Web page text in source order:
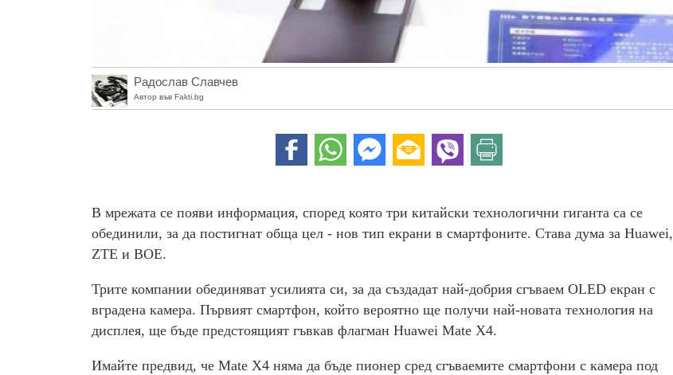
Радослав Славчев
Автор във Fakti.bg
В мрежата се появи информация, според която три китайски технологични гиганта са се
обединили, за да постигнат обща цел - нов тип екрани в смартфоните. Става дума за Huawei,
ZTE и BOE.
Трите компании обединяват усилията си, за да създадат най-добрия сгъваем OLED екран с
вградена камера. Първият смартфон, който вероятно ще получи най-новата технология на
дисплея, ще бъде предстоящият гъвкав флагман Huawei Mate X4.
Имайте предвид, че Mate X4 няма да бъде пионер сред сгъваемите смартфони с камера под